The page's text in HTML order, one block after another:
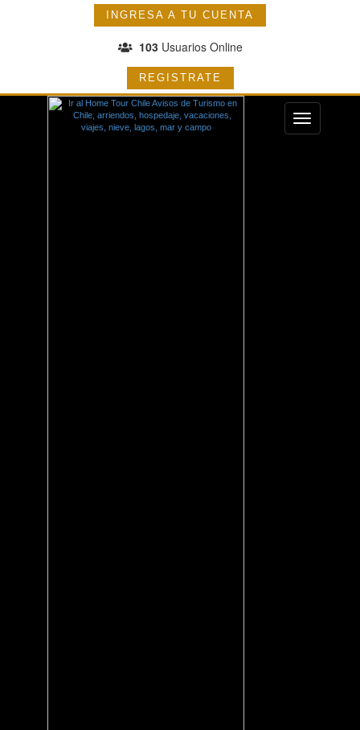
INGRESA A TU CUENTA
103Usuarios Online
REGISTRATE
Menu